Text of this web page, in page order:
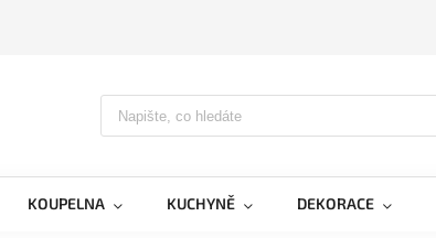
KOUPELNA KUCHYNĚ DEKORACE